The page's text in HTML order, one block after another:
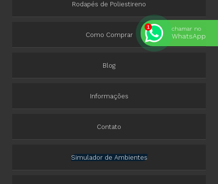
Rodapés de Poliestireno
Como Comprar
Blog
Informações
Contato
Simulador de Ambientes
chamar no
WhatsApp